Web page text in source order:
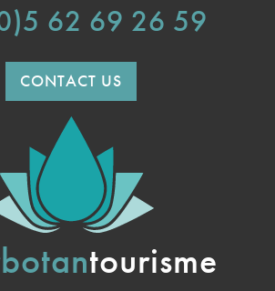
62 69 26 59
CONTACT US
tourisme